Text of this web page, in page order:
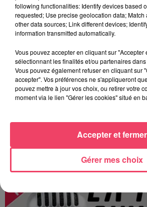
Terres en fêtes (JA 53) les 15 et 16 août
following functionalities: Identify devices based
requested; Use precise geolocation data;
other data sources; Link different devices;
information transmitted automatically.
Vous pouvez accepter en cliquant sur "Accepter
sélectionnant les finalités et/ou partenaires
Vous pouvez également refuser en cliquant sur
accepter". Vos préférences ne s'appliqueront
pouvez mettre à jour vos choix, ou retirer votre
moment via le lien "Gérer les cookies" situé en
Gérer mes choix
Accepter et fermer